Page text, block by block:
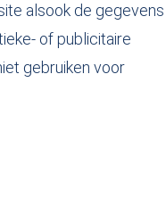
alsook de
of publicitaire
gebruiken voor